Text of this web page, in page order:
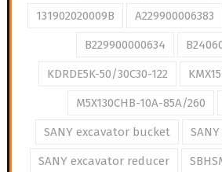
131902020009B A229900006383
B229900000634
KDRDE5K-50/30C30-122
M5X130CHB-10A-85A/260
SANY excavator bucket
SANY excavator reducer